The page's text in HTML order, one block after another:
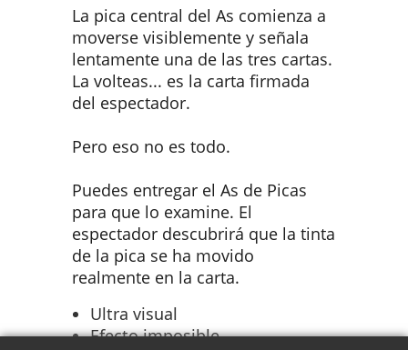
La pica central del As comienza a
moverse visiblemente y señala
lentamente una de las tres cartas.
La volteas... es la carta firmada
del espectador.
Pero eso no es todo.
Puedes entregar el As de Picas
para que lo examine. El
espectador descubrirá que la tinta
de la pica se ha movido
realmente en la carta.
Ultra visual
Efecto imposible